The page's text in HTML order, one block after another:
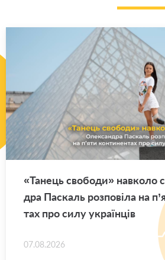
«Та­нець сво­бо­ди» нав­ко­ло
дра Па­скаль роз­по­ві­ла на
тах про силу укра­їн­ців
07.08.2026